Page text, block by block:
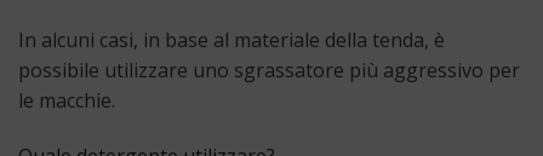
In alcuni casi, in base al materiale della tenda, è
possibile utilizzare uno sgrassatore più aggressivo per
le macchie.